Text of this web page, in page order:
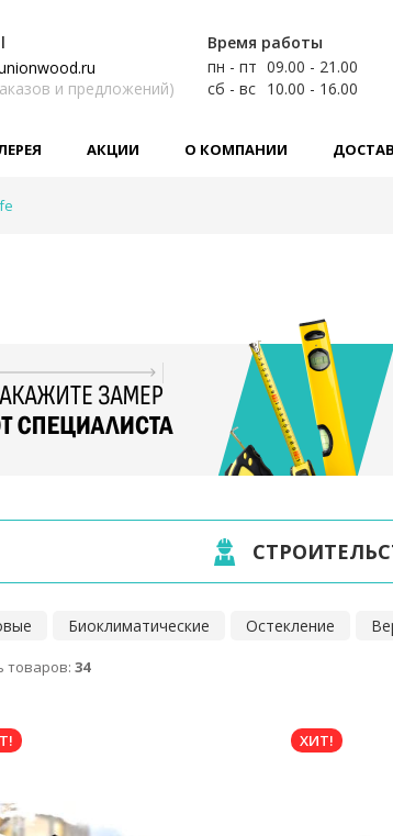
Время работы
пн - пт 09.00 - 21.00
сб - вс 10.00 - 16.00
и предложений)
АКЦИИ О КОМПАНИИ
Биоклиматические Остекление
товаров: 34
ХИТ!